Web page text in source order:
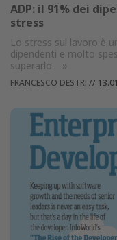
ADP: il 91% dei
stress
Lo stress sul lavoro è
dipendenti e molto
superarlo.
»
FRANCESCO DESTRI //